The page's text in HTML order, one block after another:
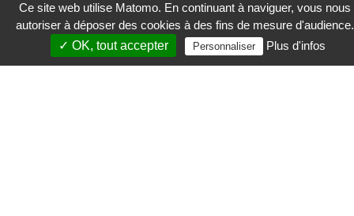
IP Luxembourg Sàrl
Ce site web utilise Matomo. En continuant à naviguer, vous nous
autoriser à déposer des cookies à des fins de mesure d'audience.
✓ OK, tout accepter
Personnaliser Plus d'infos